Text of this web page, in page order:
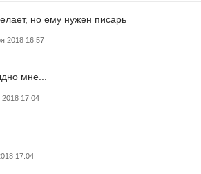
но ему нужен писарь
2018 16:57
мне...
2018 17:04
17:04